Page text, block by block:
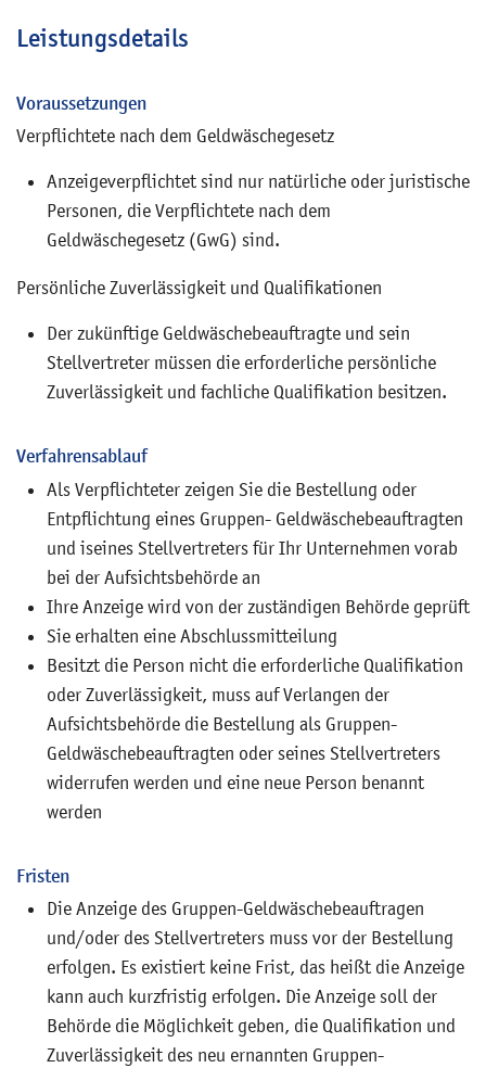
Leistungsdetails
Voraussetzungen
Verpflichtete nach dem Geldwäschegesetz
Anzeigeverpflichtet sind nur natürliche oder juristische
Personen, die Verpflichtete nach dem
Geldwäschegesetz (GwG) sind.
Persönliche Zuverlässigkeit und Qualifikationen
Der zukünftige Geldwäschebeauftragte und sein
Stellvertreter müssen die erforderliche persönliche
Zuverlässigkeit und fachliche Qualifikation besitzen.
Verfahrensablauf
Als Verpflichteter zeigen Sie die Bestellung oder
Entpflichtung eines Gruppen- Geldwäschebeauftragten
und iseines Stellvertreters für Ihr Unternehmen vorab
bei der Aufsichtsbehörde an
Ihre Anzeige wird von der zuständigen Behörde geprüft
Sie erhalten eine Abschlussmitteilung
Besitzt die Person nicht die erforderliche Qualifikation
oder Zuverlässigkeit, muss auf Verlangen der
Aufsichtsbehörde die Bestellung als Gruppen-
Geldwäschebeauftragten oder seines Stellvertreters
widerrufen werden und eine neue Person benannt
werden
Fristen
Die Anzeige des Gruppen-Geldwäschebeauftragen
und/oder des Stellvertreters muss vor der Bestellung
erfolgen. Es existiert keine Frist, das heißt die Anzeige
kann auch kurzfristig erfolgen. Die Anzeige soll der
Behörde die Möglichkeit geben, die Qualifikation und
Zuverlässigkeit des neu ernannten Gruppen-